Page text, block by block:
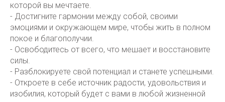
которой вы мечтаете.
- Достигните гармонии между собой, своими
эмоциями и окружающем мире, чтобы жить в полном
покое и благополучии.
- Освободитесь от всего, что мешает и восстановите
силы.
- Разблокируете свой потенциал и станете успешными.
- Откроете в себе источник радости, удовольствия и
изобилия, который будет с вами в любой жизненной